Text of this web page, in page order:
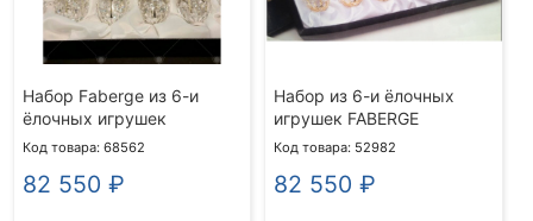
Набор Faberge из 6-и
ёлочных игрушек
Код товара: 68562
82 550 ₽
Набор из 6-и ёлочных
игрушек FABERGE
Код товара: 52982
82 550 ₽